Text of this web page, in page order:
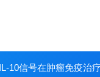
IL-10信号在肿瘤免疫治